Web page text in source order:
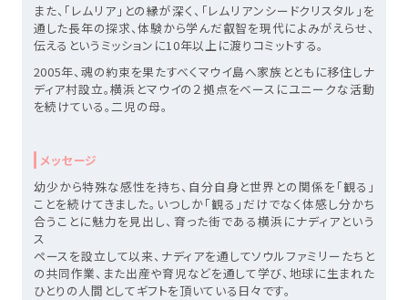
また、「レムリア」との縁が深く、「レムリアンシードクリスタル」を
通した長年の探求、体験から学んだ叡智を現代によみがえらせ、
伝えるというミッションに10年以上に渡りコミットする。
2005年、魂の約束を果たすべくマウイ島へ家族とともに移住しナ
ディア村設立。横浜とマウイの２拠点をベースにユニークな活動
を続けている。二児の母。
メッセージ
幼少から特殊な感性を持ち、自分自身と世界との関係を「観る」
ことを続けてきました。いつしか「観る」だけでなく体感し分かち
合うことに魅力を見出し、育った街である横浜にナディアという
ス
ペースを設立して以来、ナディアを通してソウルファミリーたちと
の共同作業、また出産や育児などを通して学び、地球に生まれた
ひとりの人間としてギフトを頂いている日々です。